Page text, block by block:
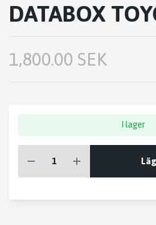
DATABOX
1,800.00 SEK
I lager